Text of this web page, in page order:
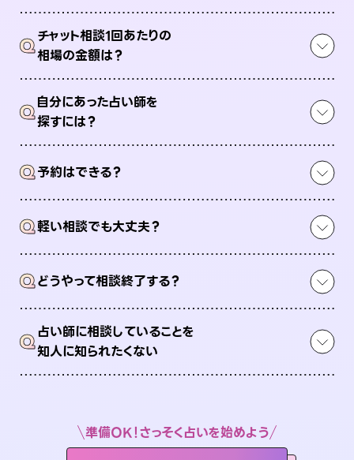
Qチャット相談1回あたりの
相場の金額は？
Q自分にあった占い師を
探すには？
Q予約はできる？
Q軽い相談でも大丈夫？
Qどうやって相談終了する？
Q占い師に相談していることを
知人に知られたくない
準備OK！さっそく占いを始めよう